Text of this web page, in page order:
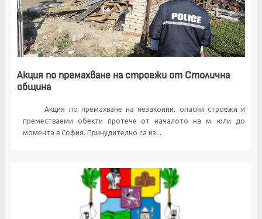
Акция по премахване на строежи от Столична
община
Акция по премахване на незаконни, опасни строежи и
преместваеми обекти протече от началото на м. юли до
момента в София. Принудително са из...